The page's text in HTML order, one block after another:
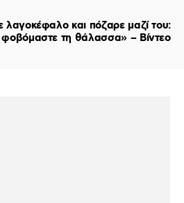
λαγοκέφαλο και πόζαρε μαζί του:
τη θάλασσα» – Βίντεο